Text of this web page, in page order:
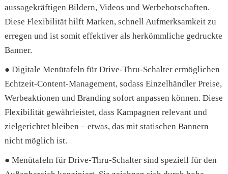
aussagekräftigen Bildern, Videos und Werbebotschaften.
Diese Flexibilität hilft Marken, schnell Aufmerksamkeit zu
erregen und ist somit effektiver als herkömmliche gedruckte
Banner.
● Digitale Menütafeln für Drive-Thru-Schalter ermöglichen
Echtzeit-Content-Management, sodass Einzelhändler Preise,
Werbeaktionen und Branding sofort anpassen können. Diese
Flexibilität gewährleistet, dass Kampagnen relevant und
zielgerichtet bleiben – etwas, das mit statischen Bannern
nicht möglich ist.
● Menütafeln für Drive-Thru-Schalter sind speziell für den